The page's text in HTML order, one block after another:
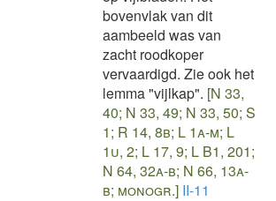
bovenvlak van dit
aambeeld was van
zacht roodkoper
vervaardigd. Zie ook het
lemma "vijlkap". [N 33,
40; N 33, 49; N 33, 50; S
1; R 14, 8b; L 1a-m; L
1u, 2; L 17, 9; L B1, 201;
N 64, 32a-b; N 66, 13a-
b; monogr.] II-11